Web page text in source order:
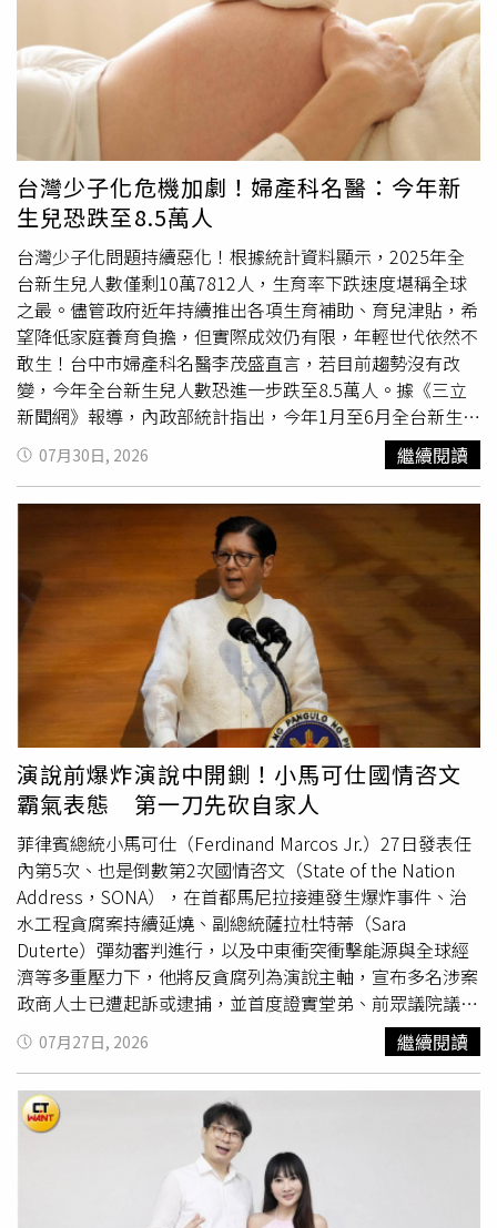
消費者廳仍建議業者標示，以避免費者誤解。另歐盟亦藉由
Quantitative Ingredient Declaration(下稱QUID）制度，強
調對於定量標示管理之重視。有關食藥署對於蘿蔔糕未含蘿
蔔的查核方式，食藥署表示略以，針對市售蘿蔔糕產品標示
符合性稽查，110至112年各地方(政府)衛生局後市場查核計
462件，均未涉有違反食安法第28條規定之情節，另目前尚
無檢驗方法可檢驗食品中蘿蔔含量，倘查獲產品有標示不實
之疑慮需進一步查證，得視個案情形移請製造業者所轄衛生
局查察。然調查發現，110年至今年6月30日止，食藥署針
對所抽查後市場端及早餐店供應共計1,028件次蘿蔔糕產
品，均未因此赴製造廠稽查蘿蔔實際投料情形，僅對於品名
標示為「蘿蔔糕」者，核對其外包裝成分欄位是否有載明蘿
蔔，此流於形式的「文字核對」稽查方式，無法確認產品是
否確實含有蘿蔔，難以確保食品內容物與標示相符。有關
「目前尚無檢驗方法可檢驗食品中蘿蔔含量」的說法，專家
學者表示，依食藥署食品營養成分資料庫資料，白蘿蔔每
100公克約含1.1公克膳食纖維，又在來米無麩質，其膳食纖
維含量以零計算；而蘿蔔糕在蒸熟過程中，主要的「脫水
率」來自蘿蔔絲受熱釋放水分，一般而言，蘿蔔絲在炒煮後
會釋出約占重量約15至20%的水分，該等水分會進入粉漿
成為「總液體」的一部分，因此若品名為「蘿蔔糕」，其蘿
蔔含量理應超過50%，倘蘿蔔糕一片以80公克計，其濕重
約94公克，膳食纖維含量約為0.5公克，並非完全無法檢驗
其含量。另外，有關蘿蔔糕與修飾澱粉之關係，蘿蔔糕為傳
統美食，製作方式係將在來米加水磨成米漿，利用在來米中
澱粉受熱糊化產生之黏度，將白蘿蔔絲均勻分散其中，接著
利用蒸煮使澱粉結構定型而成，惟天然澱粉冷卻時易釋出水
分，且不具抗凍性，為改良此現象，相關業者將天然澱粉以
物理、化學或酵素處理，以改變其結構，使之具耐熱、耐酸
或不易老化出水等特徵，此即為「修飾澱粉」，屬「食品添
加物使用範圍及限量暨規格標準」附表一所列之「粘稠劑
(糊料)」，目前核准使用的修飾澱粉計17項。調查報告也指
出，醋酸澱粉及磷酸澱粉為食品加工普遍使用之食品添加物
(修飾澱粉)，前者主要應用於冷凍麵食、冷凍湯圓、水晶
餃……等，後者主要用於冰淇淋、冷凍肉製品、乳酸飲料、
烘焙食品……等。按「食品添加物使用範圍及限量暨規格標
準」規定，該等修飾澱粉並無限量使用規定，惟市售產品含
修飾澱粉是否如實標示，食藥署宜建立相關稽查管理作為。
本案專家學者說明，磷酸澱粉因含磷酸鹽，對於慢性腎臟病
患者具健康危害風險，根據2025年美國腎臟資料系統資
料，2023年臺灣末期腎臟疾病每百萬人口有3,824人，盛行
率為世界第一；另有關兒童及青少年第2型糖尿病發生率文
獻指出，2008至2019年在英國等14個國家中，臺灣的發生
率最高（63例/10萬），而醋酸澱粉屬於高升糖指數
（Glycemic Index）食物，除容易誘發糖尿病外，也會干擾
糖尿病患者對血糖控制的穩定度，食藥署宜加強教育宣導或
出，因此降低稅率可能對各級政府財政造成影響。對此，高
市政府也承諾，不會透過發行國債來支應此次減稅措施。自
民黨幹事長鈴木俊一在30日會後接受記者採訪時表示：「首
相認為，為了確保市場信任，確保資金來源、避免依賴填補
赤字的政府公債是非常重要的。」此前高市早苗已要求黨內
領導階層優先凝聚自民黨內部共識，目標是在8月上旬前，
由政府就修改消費稅相關法律所需措施達成協議。目前規劃
是暫時將食品與飲料消費稅從現行8%降至1%，並設立每年
6000億日圓規模的補助制度，向有需要的家庭提供支援，
以實現自民黨此前承諾的「消費稅減免淨效果為零」方案。
高市早苗提出的減稅政策，被定位為1項為期2年的臨時措
施，目的在於替低收入與中等收入家庭提供財務紓困，直到
另一套預計於2029年導入的補助制度正式實施。然而，要
完成修法細節、並在今年秋季獲得國會通過，恐怕仍將面臨
不小的挑戰。部分自民黨議員已公開反對該方案。而高市早
苗也是在跨黨派議會黨團「重建社會保障國民會議」的旗下
工作小組，本週稍早未能就減稅資金來源達成共識後，才決
定推動這項政策。面對自民黨內部的反對聲浪，鈴木俊一表
示，黨內目前存在各種不同意見，未來將進行整合，「即使
討論過程充滿激烈辯論，我們的目標仍是形成一致的結
論。」不過，除了僅有2名議員組成的日本保守黨之外，多
數在野黨也反對這項措施。由於自民黨與極右派執政聯盟夥
伴「日本維新會」目前在參議院未取得過半席次，高市早苗
要讓修法案通過，至少還需要爭取其他2票支持。此次消費
稅調降方案將成為高市政府上台後重要的經濟政策考驗。雖
然政府希望透過降低民生必需品稅負，提高民眾可支配所得
並刺激勞動參與，但如何在不增加財政赤字的情況下彌補稅
收損失，以及如何取得國會與黨內支持，仍是政策能否落實
的關鍵。
台灣少子化危機加劇！婦產科名醫：今年新
生兒恐跌至8.5萬人
台灣少子化問題持續惡化！根據統計資料顯示，2025年全
台新生兒人數僅剩10萬7812人，生育率下跌速度堪稱全球
之最。儘管政府近年持續推出各項生育補助、育兒津貼，希
望降低家庭養育負擔，但實際成效仍有限，年輕世代依然不
敢生！台中市婦產科名醫李茂盛直言，若目前趨勢沒有改
變，今年全台新生兒人數恐進一步跌至8.5萬人。據《三立
新聞網》報導，內政部統計指出，今年1月至6月全台新生兒
總數僅4萬6344人，較去年同期減少9031人，出生人口持續
探底。對此，李茂盛表示，從過去臨床經驗來看，早期年輕
夫妻平均約在23歲左右結婚，而這個年齡也正值女性較容易
受孕的黃金階段。過去每逢龍年，由於傳統生肖觀念影響，
許多家庭希望生下「龍子、龍女」，出生率往往會明顯增
加，甚至曾出現龍年新生兒增加約30％的情況，醫院也必須
提前增加產房與病床數量，以因應生產潮。然而，隨著晚婚
成為台灣社會常態，過去龍年帶動出生率的現象如今已逐漸
消失。李茂盛指出，2020年後台灣新生兒數量開始明顯減
少，2024年雖然迎來龍年，但全年新生兒僅13萬4856人，
不僅沒有超越2023年虎年的13萬5571人，甚至略低於前一
年，顯示傳統生肖因素已難以扭轉少子化趨勢。李茂盛透
露，自己在門診中經常聽到年輕夫妻反映，即使政府推出各
種生育補助與育兒政策，整體社會環境仍不足以讓他們安心
生育。許多人並非不想生，而是在現實壓力下不敢生。他分
析，台灣長期面臨高房價、薪資成長有限等問題，讓許多年
輕人即使想組成家庭，也難以負擔購屋、養育以及教育子女
所需的龐大成本。在經濟條件尚未穩定時，生育往往被視為
沉重負擔，因此不少人選擇延後生育。然而，當部分民眾到
了中年、經濟能力較佳時，女性又可能面臨卵子數量與品質
下降，以及長期工作與生活壓力影響，導致自然受孕機率降
低。部分夫妻因此必須尋求人工生殖技術協助，但相關療程
同樣需要投入大量時間與金錢，進一步增加生育成本，也讓
少子化問題陷入惡性循環。李茂盛直言，如果政府無法從根
本改善生育環境，今年新生兒人數恐跌至8.5萬人左右。出
生人口持續減少，不僅意味著未來勞動人口縮減，也代表年
輕世代將承受更大的經濟與社會壓力。他提醒，少子化帶來
的影響不只是人口數量下降，未來缺工問題也將更加嚴重，
到整體經濟結構，都可能面臨長期挑
戰。若無法改善年輕人的居住、薪資與育兒環境，台灣人口
07月30日, 2026 繼續閱讀
演說前爆炸演說中開鍘！小馬可仕國情咨文
霸氣表態 第一刀先砍自家人
菲律賓總統小馬可仕（Ferdinand Marcos Jr.）27日發表任
內第5次、也是倒數第2次國情咨文（State of the Nation
Address，SONA），在首都馬尼拉接連發生爆炸事件、治
水工程貪腐案持續延燒、副總統薩拉杜特蒂（Sara
Duterte）彈劾審判進行，以及中東衝突衝擊能源與全球經
濟等多重壓力下，他將反貪腐列為演說主軸，宣布多名涉案
政商人士已遭起訴或逮捕，並首度證實堂弟、前眾議院議長
馬丁羅慕德茲（Martin Romualdez）即將面臨刑事起訴，
強調自己「不是家族的總統，也不是朋友的總統，而是菲律
賓人民的總統」，宣示肅貪絕不護短，同時提出減稅、能源
安全及經濟振興等施政方向。小馬可仕發表任內第5次國情
咨文，將反貪腐列為施政首要重點，強調涉案者絕不因身分
而獲得豁免。綜合《美聯社、路透社和法新社》等報導，小
馬可仕於2022年就任，任期6年，今年的國情咨文也是卸任
前倒數第二次年度施政報告。由於演說前數小時，馬尼拉司
07月27日, 2026 繼續閱讀